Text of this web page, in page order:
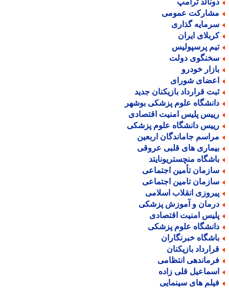
ترامپ
عمومی
گذاری
ایران
پرسپولیس
دولت
خودرو
شورای
قرارداد بازیکنان جدید
علوم پزشکی بوشهر
پلیس امنیت اقتصادی
دانشگاه علوم پزشکی
جاماندگان اربعین
های قلبی عروقی
منچستریونایتد
تأمین اجتماعی
تامین اجتماعی
انقلاب اسلامی
و آموزش پزشکی
امنیت اقتصادی
علوم پزشکی
خبرنگاران
بازیکنان
انتظامی
قلی زاده
های سینمایی